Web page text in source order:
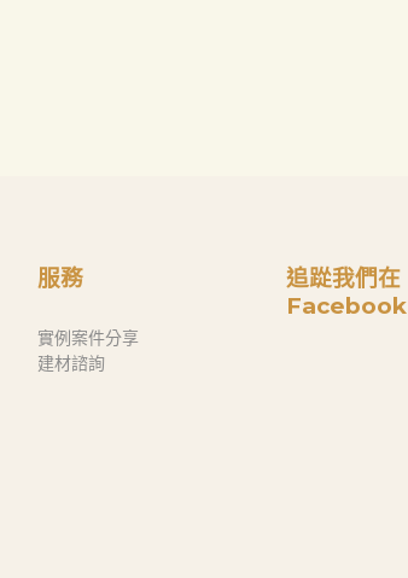
服務
實例案件分享
建材諮詢
追踨我們在
Facebook